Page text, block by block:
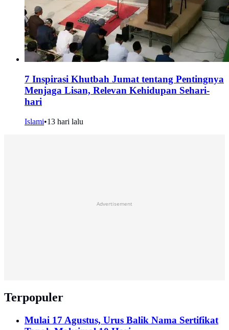
7 Inspirasi Khutbah Jumat tentang Pentingnya
Menjaga Lisan, Relevan Kehidupan Sehari-
hari
Islami•13 hari lalu
Advertisement
Terpopuler
Mulai 17 Agustus, Urus Balik Nama Sertifikat